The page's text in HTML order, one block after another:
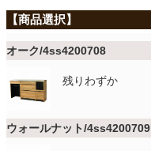
マット
収納用品
生活用品
オーク/4ss4200708
残りわずか
ウォールナット/4ss4200709